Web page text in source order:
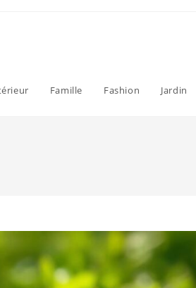
Famille Fashion Jardin